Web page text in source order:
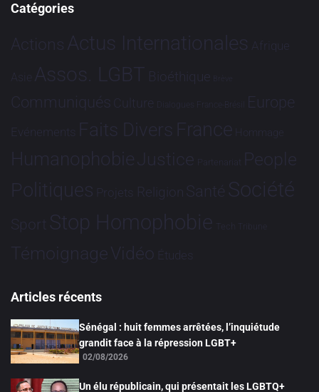
Catégories
Actions Actus Internationales Afrique
Asie Assos. LGBT Bioéthique Brève
Communiqués Culture Dialogues France-Brésil Europe
Evénements Faits Divers France Hommage
HumanophobieJustice Partenariat People
Politiques Projets Religion Santé Société
Sport Stop Homophobie Tech Tribune
TémoignageVidéo Études
Articles récents
Sénégal : huit femmes arrêtées, l’inquiétude
grandit face à la répression LGBT+
02/08/2026
Un élu républicain, qui présentait les LGBTQ+